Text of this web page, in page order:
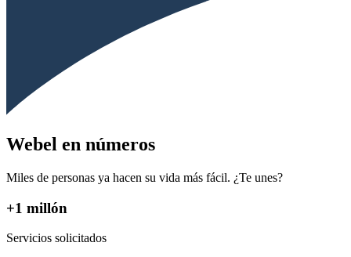
Webel en números
Miles de personas ya hacen su vida más fácil. ¿Te unes?
+1 millón
Servicios solicitados